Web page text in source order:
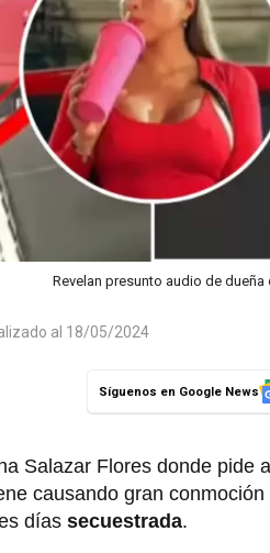
Revelan presunto audio de
al 18/05/2024
Síguenos en Google News
Salazar Flores donde pide
causando gran
días secuestrada.